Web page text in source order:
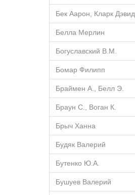
Бек Аарон, Кларк Дэвид
Белла Мерлин
Богуславский В.М.
Бомар Филипп
Браймен А., Белл Э.
Браун С., Воган К.
Брыч Ханна
Будяк Валерий
Бутенко Ю.А.
Бушуев Валерий